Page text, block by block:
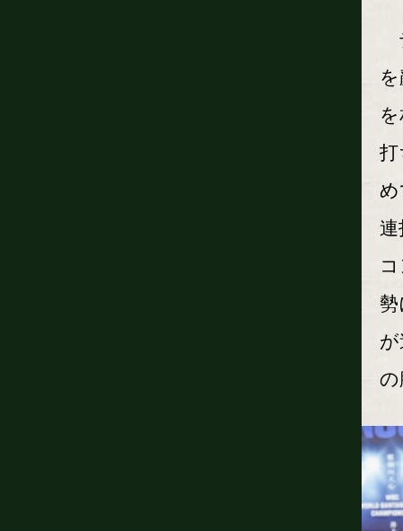
打
連
勢
の